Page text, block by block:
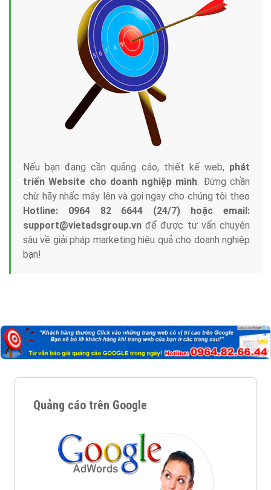
Nếu bạn đang cần quảng cáo, thiết kế web, phát
triển Website cho doanh nghiệp mình. Đừng chần
chừ hãy nhấc máy lên và gọi ngay cho chúng tôi theo
Hotline: 0964 82 6644 (24/7) hoặc email:
support@vietadsgroup.vn để được tư vấn chuyên
sâu về giải pháp marketing hiệu quả cho doanh nghiệp
bạn!
Quảng cáo trên Google